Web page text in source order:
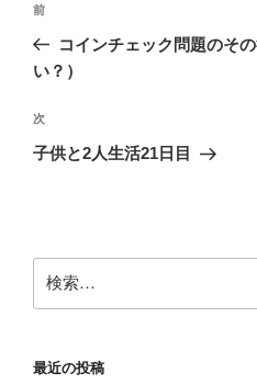
ゲ
ー
前
の
投
前
コインチェック問題のそ
い？）
次
の
次
子供と2人生活21日目
索:
最近の投稿